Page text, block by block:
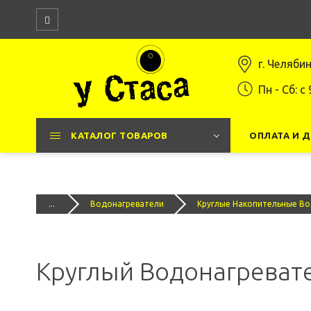
г.
Пн - Сб: c
КАТАЛОГ ТОВАРОВ ОПЛАТА И
... Водонагреватели Круглые Накопительные
Круглый